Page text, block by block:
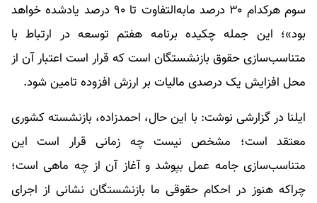
سوم هرکدام ۳۰ درصد مابه‌التفاوت تا ۹۰ درصد یادشده خواهد
بود»؛ این جمله چکیده برنامه هفتم توسعه در ارتباط با
متناسب‌سازی حقوق بازنشستگان است که قرار است اعتبار آن از
محل افزایش یک درصدی مالیات بر ارزش افزوده تامین شود.
ایلنا در گزارشی نوشت: با این حال، احمدزاده، بازنشسته کشوری
معتقد است؛ مشخص نیست چه زمانی قرار است این
متناسب‌سازی جامه عمل بپوشد و آغاز آن از چه ماهی است؛
چراکه هنوز در احکام حقوقی ما بازنشستگان نشانی از اجرای